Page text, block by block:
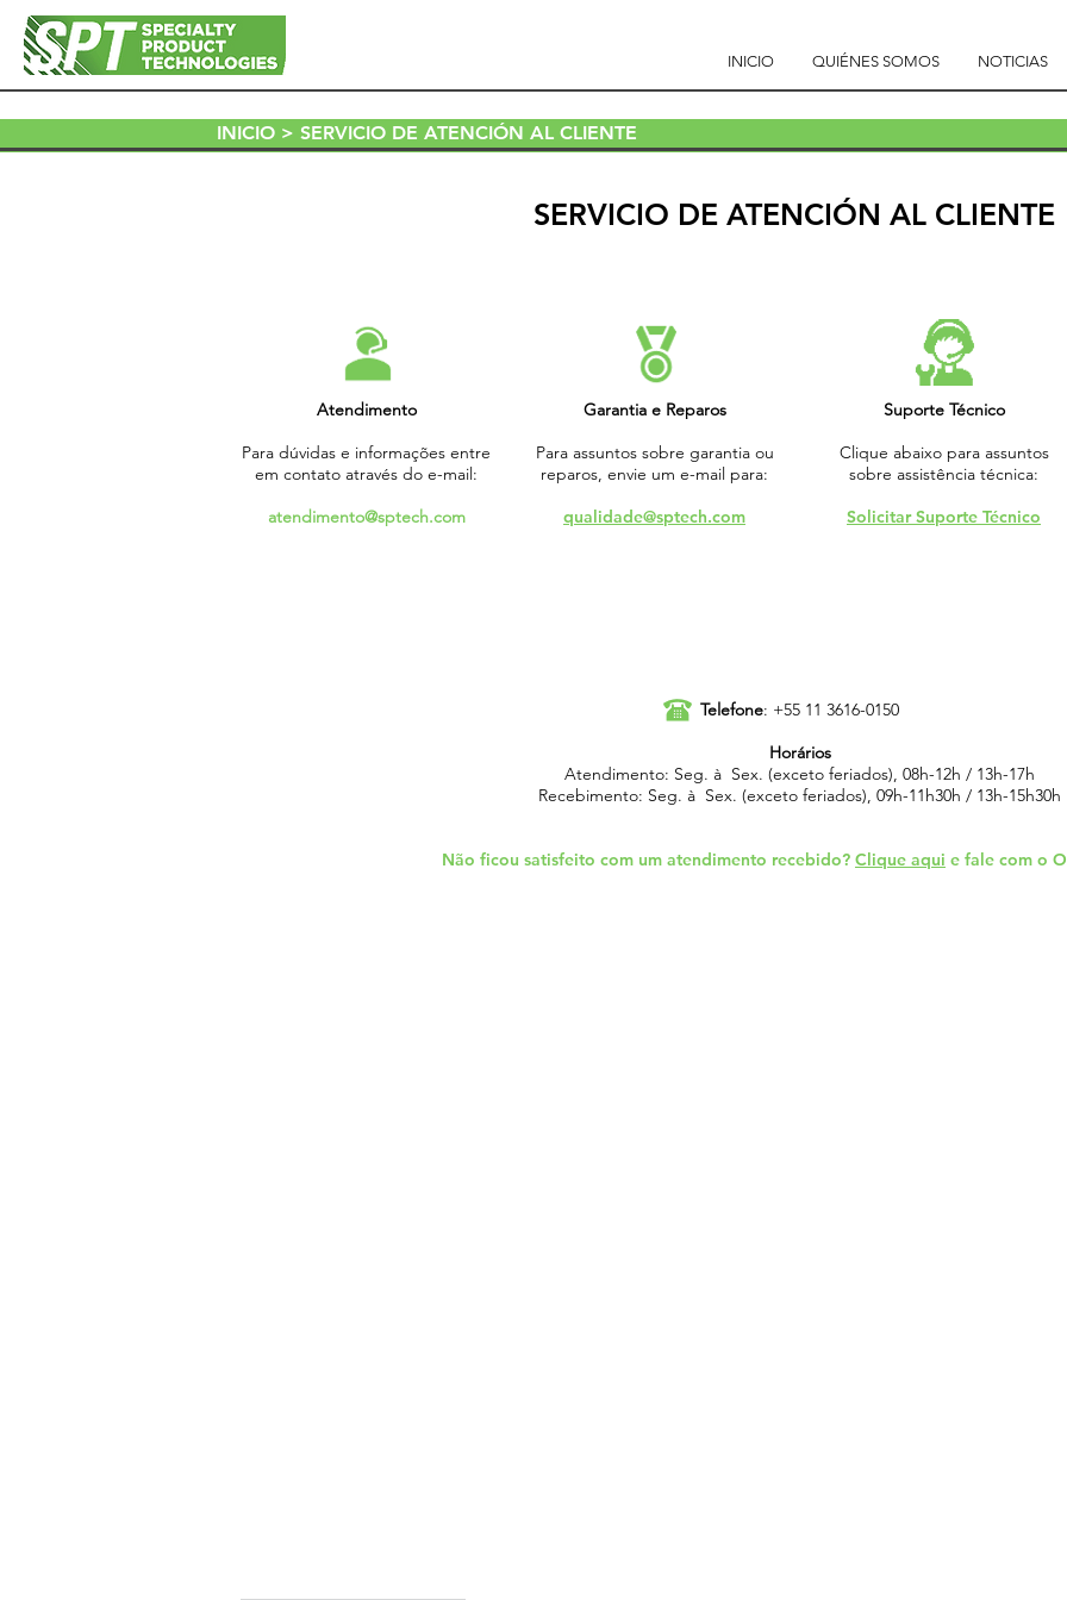
INICIO QUIÉNES SOMOS NOTICIAS
INICIO > SERVICIO DE ATENCIÓN AL CLIENTE
SERVICIO DE ATENCIÓN AL CLIENTE
Atendimento
Para dúvidas e informações entre
em contato através do e-mail:
atendimento@sptech.com
Garantia e Reparos
Para assuntos sobre garantia ou
reparos, envie um e-mail para:
qualidade@sptech.com
Suporte Técnico
Clique abaixo para assuntos
sobre assistência técnica:
Solicitar Suporte Técnico
Telefone: +55 11 3616-0150
Horários
Atendimento: Seg. à Sex. (exceto feriados), 08h-12h / 13h-17h
Recebimento: Seg. à Sex. (exceto feriados), 09h-11h30h / 13h-15h30h
Não ficou satisfeito com um atendimento recebido? Clique aqui e fale com o